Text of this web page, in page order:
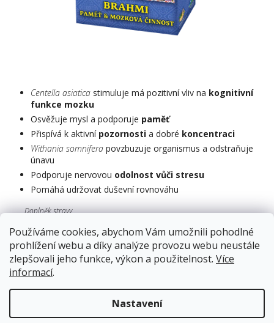
Používáme cookies, abychom Vám umožnili pohodlné
prohlížení webu a díky analýze provozu webu neustále
zlepšovali jeho funkce, výkon a použitelnost. Více
informací.
Nastavení
Skladem 13.8.2026
Centella asiatica stimuluje má pozitivní vliv na kognitivní
funkce mozku
Osvěžuje mysl a podporuje paměť
Přispívá k aktivní pozornosti a dobré koncentraci
Withania somnifera povzbuzuje organismus a odstraňuje
únavu
Podporuje nervovou odolnost vůči stresu
Pomáhá udržovat duševní rovnováhu
Doplněk stravy
147 Kč
Měrná
cena:
Přidat do košíku